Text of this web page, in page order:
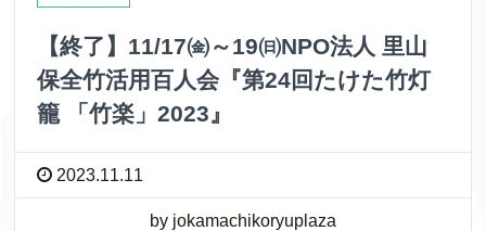
【終了】11/17㈮～19㈰NPO法人 里山
保全竹活用百人会『第24回たけた竹灯
籠 「竹楽」2023』
2023.11.11
by jokamachikoryuplaza